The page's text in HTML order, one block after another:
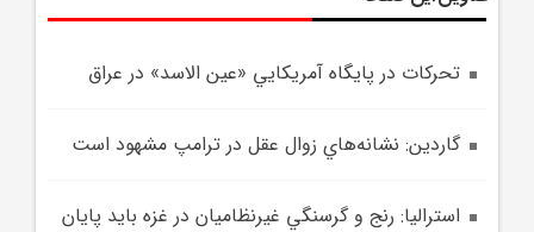
تحرکات در پايگاه آمريکايي «عين الاسد» در عراق
گاردين: نشانه‌هاي زوال عقل در ترامپ مشهود است
استراليا: رنج و گرسنگي غيرنظاميان در غزه بايد پايان